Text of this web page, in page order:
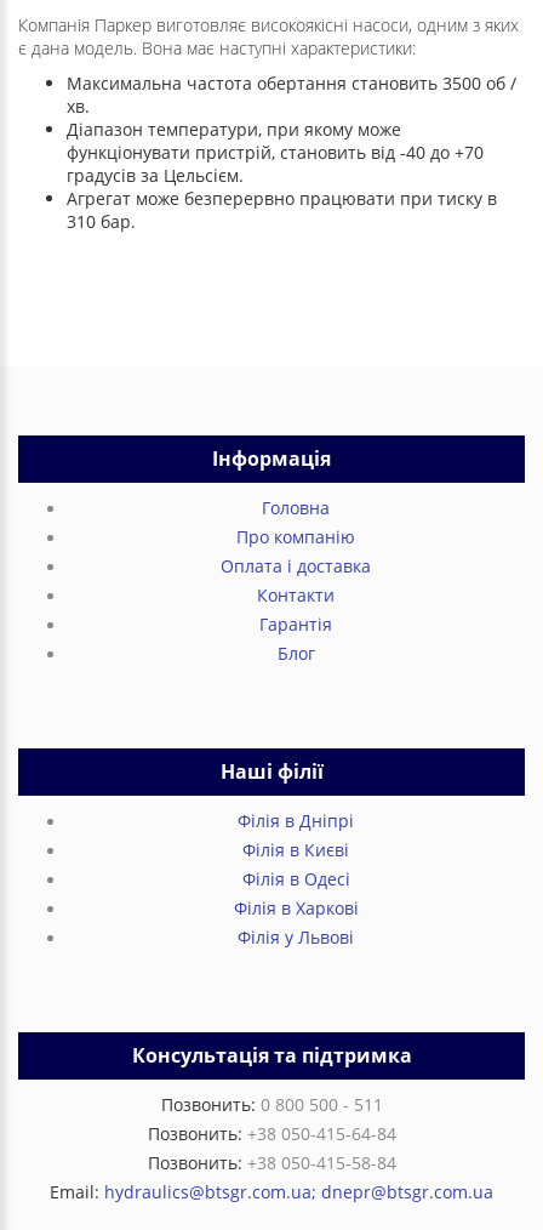
Компанія Паркер виготовляє високоякісні насоси, одним з яких
є дана модель. Вона має наступні характеристики:
Максимальна частота обертання становить 3500 об /
хв.
Діапазон температури, при якому може
функціонувати пристрій, становить від -40 до +70
градусів за Цельсієм.
Агрегат може безперервно працювати при тиску в
310 бар.
Інформація
Головна
Про компанію
Оплата і доставка
Контакти
Гарантія
Блог
Наші філії
Філія в Дніпрі
Філія в Києві
Філія в Одесі
Філія в Харкові
Філія у Львові
Консультація та підтримка
Позвонить: 0 800 500 - 511
Позвонить: +38 050-415-64-84
Позвонить: +38 050-415-58-84
Email: hydraulics@btsgr.com.ua; dnepr@btsgr.com.ua